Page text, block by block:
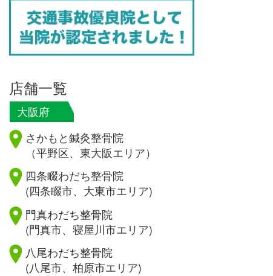
店舗一覧
大阪府
さかもと鍼灸整骨院
（平野区、東大阪エリア）
四条畷わだち整骨院
(四条畷市、大東市エリア)
門真わだち整骨院
(門真市、寝屋川市エリア)
八尾わだち整骨院
(八尾市、柏原市エリア)